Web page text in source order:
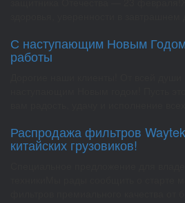
С наступающим Новым
работы
Распродажа фильтров
китайских грузовиков!